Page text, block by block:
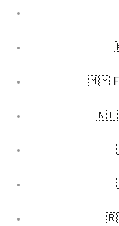
🇲🇾
🇳🇱